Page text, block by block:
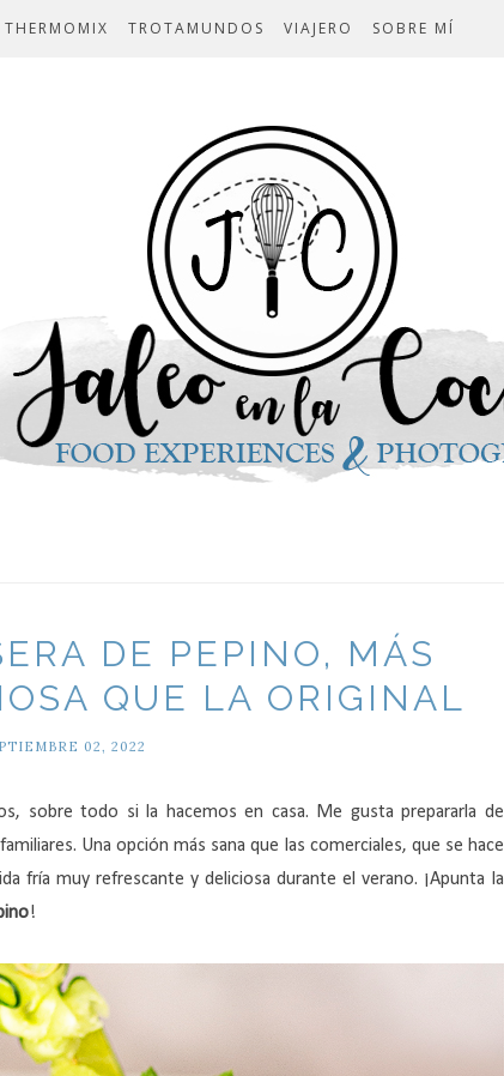
THERMOMIX TROTAMUNDOS VIAJERO SOBRE MÍ
DE PEPINO, MÁS
QUE LA ORIGINAL
02, 2022
sobre todo si la hacemos en casa. Me gusta prepararla de
Una opción más sana que las comerciales, que se hace
fría muy refrescante y deliciosa durante el verano. ¡Apunta la
!